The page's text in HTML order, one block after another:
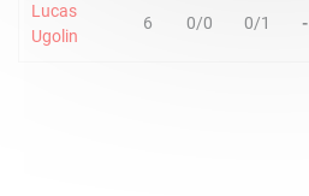
Lucas
Ugolin
6 0/0 0/1 -